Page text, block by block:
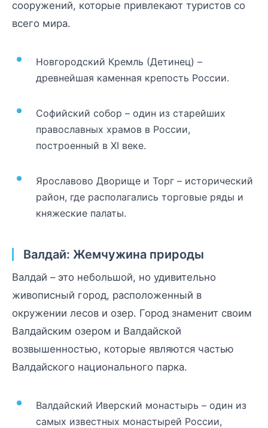
сооружений, которые привлекают туристов со
всего мира.
Новгородский Кремль (Детинец) –
древнейшая каменная крепость России.
Софийский собор – один из старейших
православных храмов в России,
построенный в XI веке.
Ярославово Дворище и Торг – исторический
район, где располагались торговые ряды и
княжеские палаты.
Валдай: Жемчужина природы
Валдай – это небольшой, но удивительно
живописный город, расположенный в
окружении лесов и озер. Город знаменит своим
Валдайским озером и Валдайской
возвышенностью, которые являются частью
Валдайского национального парка.
Валдайский Иверский монастырь – один из
самых известных монастырей России,